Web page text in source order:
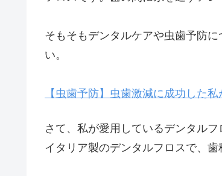
そもそもデンタルケアや虫歯予防
い。
【虫歯予防】虫歯激減に成功した
さて、私が愛用しているデンタル
イタリア製のデンタルフロスで、